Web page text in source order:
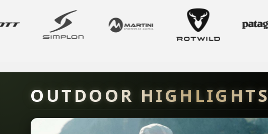
OUTDOOR HIGHLIGHTS